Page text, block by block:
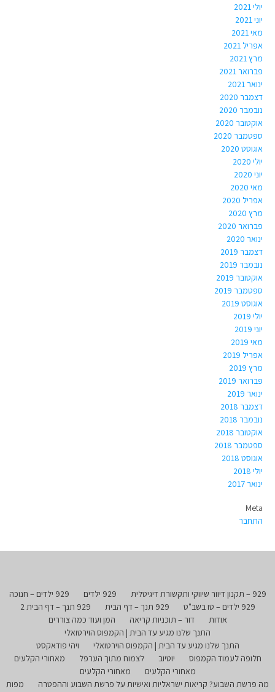
יולי 2021
יוני 2021
מאי 2021
אפריל 2021
מרץ 2021
פברואר 2021
ינואר 2021
דצמבר 2020
נובמבר 2020
אוקטובר 2020
ספטמבר 2020
אוגוסט 2020
יולי 2020
יוני 2020
מאי 2020
אפריל 2020
מרץ 2020
פברואר 2020
ינואר 2020
דצמבר 2019
נובמבר 2019
אוקטובר 2019
ספטמבר 2019
אוגוסט 2019
יולי 2019
יוני 2019
מאי 2019
אפריל 2019
מרץ 2019
פברואר 2019
ינואר 2019
דצמבר 2018
נובמבר 2018
אוקטובר 2018
ספטמבר 2018
אוגוסט 2018
יולי 2018
ינואר 2017
Meta
התחבר
929 – תקנון דיוור שיווקי ותקשורת דיגיטלית 929 ילדים
929 ילדים – חנוכה
929 ילדים – טו בשב"ט
929 תנך – דף הבית
929 תנך – דף הבית 2
אודות
דור – תוכניות קריאה
המן ועוד כמה צוררים
התנך שלנו מגיע עד הבית | הקמפוס הוירטואלי
התנך שלנו מגיע עד הבית | הקמפוס הוירטואלי
ויהי פודאקסט
חלופה לעמוד הקמפוס
יוטיוב לצמוח מתוך הערפל
מאחורי הקלעים
מאחורי הקלעים
מאחורי הקלעים
מה פרשת השבוע? קריאות ישראליות ואישיות על פרשת השבוע וההפטרה
מפות